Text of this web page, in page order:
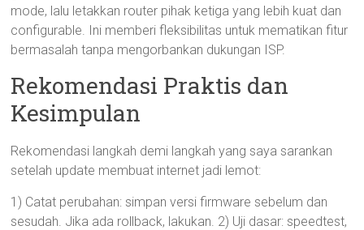
mode, lalu letakkan router pihak ketiga yang lebih kuat dan
configurable. Ini memberi fleksibilitas untuk mematikan fitur
bermasalah tanpa mengorbankan dukungan ISP.
Rekomendasi Praktis dan
Kesimpulan
Rekomendasi langkah demi langkah yang saya sarankan
setelah update membuat internet jadi lemot:
1) Catat perubahan: simpan versi firmware sebelum dan
sesudah. Jika ada rollback, lakukan. 2) Uji dasar: speedtest,